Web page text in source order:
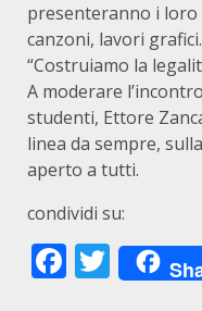
presenteranno i
canzoni, lavori
“Costruiamo la
A moderare
studenti, Ettore
linea da sempre,
aperto a tutti.
condividi su: